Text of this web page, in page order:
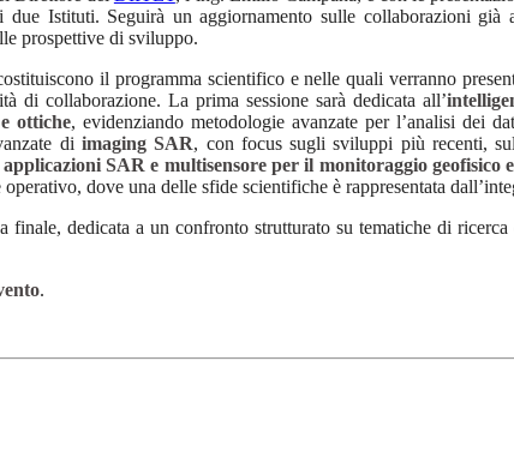
Istituti. Seguirà un aggiornamento sulle collaborazioni
prospettive di sviluppo.
il programma scientifico e nelle quali verranno
di collaborazione. La prima sessione sarà dedicata all’
ottiche, evidenziando metodologie avanzate per l’analisi dei
di imaging SAR, con focus sugli sviluppi più recenti,
applicazioni SAR e multisensore per il monitoraggio geofisico
dove una delle sfide scientifiche è rappresentata
finale, dedicata a un confronto strutturato su tematiche di
.